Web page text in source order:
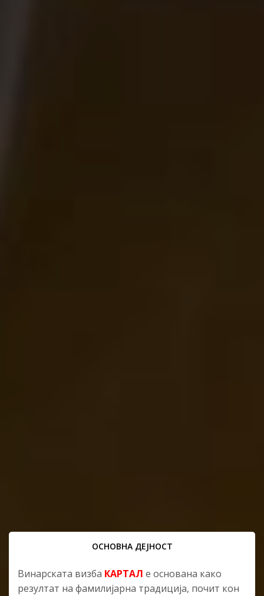
ОСНОВНА ДЕЈНОСТ
Винарската визба КАРТАЛ е основана како
резултат на фамилијарна традиција, почит кон